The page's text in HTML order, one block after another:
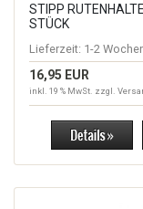
STIPP
STÜCK
Lieferzeit: 1-2
16,95 EUR
inkl. 19 % MwSt. zzgl.